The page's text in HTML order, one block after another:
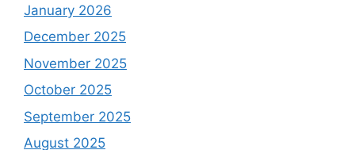
January 2026
December 2025
November 2025
October 2025
September 2025
August 2025